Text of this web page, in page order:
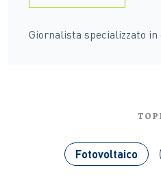
Giornalista specializzato
Fotovoltaico